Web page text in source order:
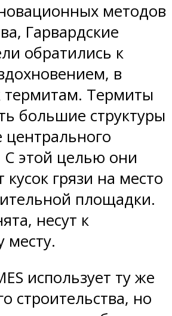
методов
Гарвардские
обратились к
в
термитам. Термиты
большие структуры
центрального
С этой целью они
кусок грязи на место
площадки.
несут к
использует ту же
строительства, но